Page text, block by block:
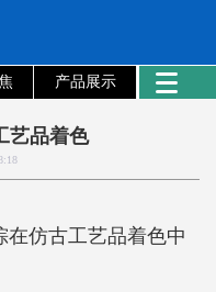
产品展示
艺品着色
在仿古工艺品着色中